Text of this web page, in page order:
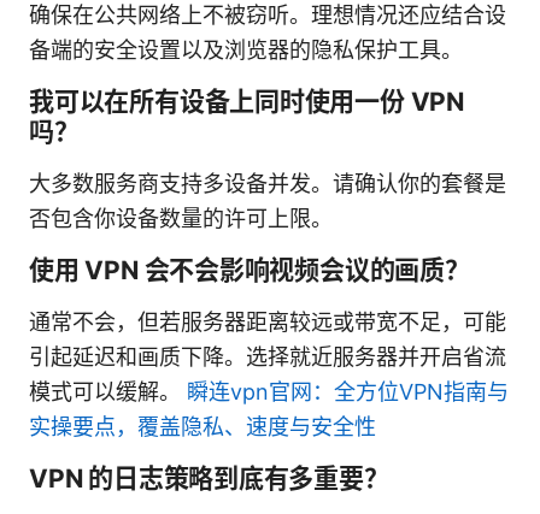
确保在公共网络上不被窃听。理想情况还应结合设
备端的安全设置以及浏览器的隐私保护工具。
我可以在所有设备上同时使用一份 VPN
吗？
大多数服务商支持多设备并发。请确认你的套餐是
否包含你设备数量的许可上限。
使用 VPN 会不会影响视频会议的画质？
通常不会，但若服务器距离较远或带宽不足，可能
引起延迟和画质下降。选择就近服务器并开启省流
模式可以缓解。 瞬连vpn官网：全方位VPN指南与
实操要点，覆盖隐私、速度与安全性
VPN 的日志策略到底有多重要？